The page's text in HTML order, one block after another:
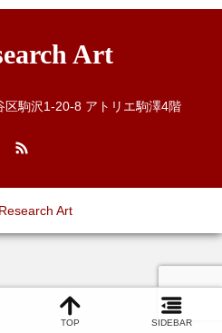
Art
駒沢1-20-8 アトリエ駒澤4階
TOP SIDEBAR
Art